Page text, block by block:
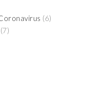
(6)
(7)